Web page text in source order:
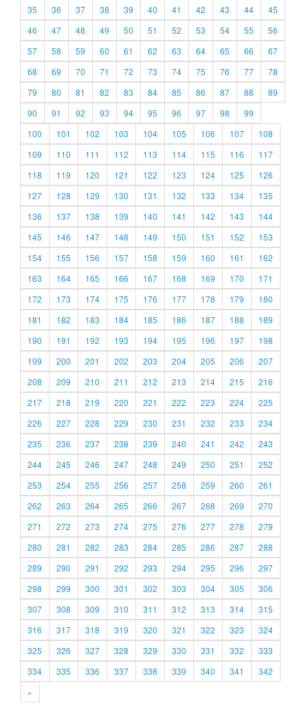
35
36 37 38 39 40 41 42 43 44
45
46
47 48 49 50 51 52 53 54 55
56
57
58 59 60 61 62 63 64 65 66
67
68
69 70 71 72 73 74 75 76 77
78
79
80 81 82 83 84 85 86 87 88
89
90
91 92 93 94 95 96 97 98
99
100
101 102 103 104 105 106 107
108
109
110 111 112 113 114 115 116
117
118
119 120 121 122 123 124 125
126
127
128 129 130 131 132 133 134
135
136
137 138 139 140 141 142 143
144
145
146 147 148 149 150 151 152
153
154
155 156 157 158 159 160 161
162
163
164 165 166 167 168 169 170
171
172
173 174 175 176 177 178 179
180
181
182 183 184 185 186 187 188
189
190
191 192 193 194 195 196 197
198
199
200 201 202 203 204 205 206
207
208
209 210 211 212 213 214 215
216
217
218 219 220 221 222 223 224
225
226
227 228 229 230 231 232 233
234
235
236 237 238 239 240 241 242
243
244
245 246 247 248 249 250 251
252
253
254 255 256 257 258 259 260
261
262
263 264 265 266 267 268 269
270
271
272 273 274 275 276 277 278
279
280
281 282 283 284 285 286 287
288
289
290 291 292 293 294 295 296
297
298
299 300 301 302 303 304 305
306
307
308 309 310 311 312 313 314
315
316
317 318 319 320 321 322 323
324
325
326 327 328 329 330 331 332
333
334
335 336 337 338 339 340 341
342
»